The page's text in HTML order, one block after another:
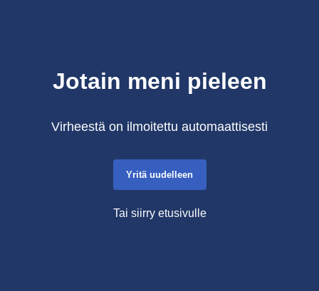
Jotain meni pieleen
Virheestä on ilmoitettu automaattisesti
Yritä uudelleen
Tai siirry etusivulle